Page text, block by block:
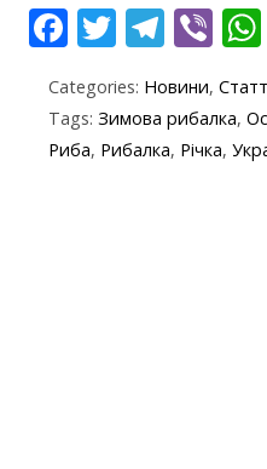
F
e
b
T
itt
er
T
e
gr
Vi
er
Categories: Новини,
Tags: Зимова рибалка,
Риба, Рибалка, Річка,